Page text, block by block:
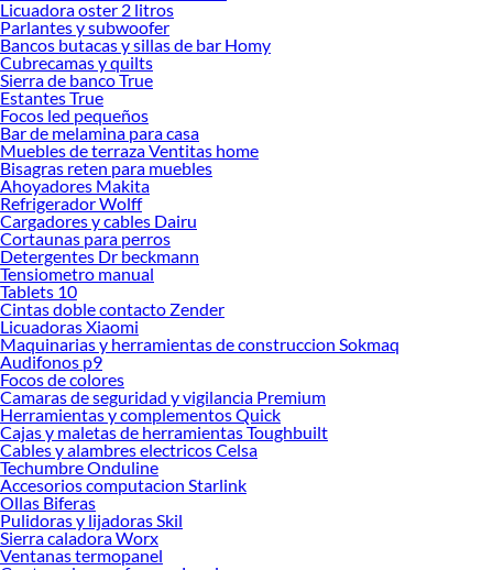
Licuadora oster 2 litros
Parlantes y subwoofer
Bancos butacas y sillas de bar Homy
Cubrecamas y quilts
Sierra de banco True
Estantes True
Focos led pequeños
Bar de melamina para casa
Muebles de terraza Ventitas home
Bisagras reten para muebles
Ahoyadores Makita
Refrigerador Wolff
Cargadores y cables Dairu
Cortaunas para perros
Detergentes Dr beckmann
Tensiometro manual
Tablets 10
Cintas doble contacto Zender
Licuadoras Xiaomi
Maquinarias y herramientas de construccion Sokmaq
Audifonos p9
Focos de colores
Camaras de seguridad y vigilancia Premium
Herramientas y complementos Quick
Cajas y maletas de herramientas Toughbuilt
Cables y alambres electricos Celsa
Techumbre Onduline
Accesorios computacion Starlink
Ollas Biferas
Pulidoras y lijadoras Skil
Sierra caladora Worx
Ventanas termopanel